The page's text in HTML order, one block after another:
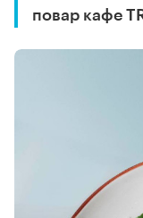
повар кафе